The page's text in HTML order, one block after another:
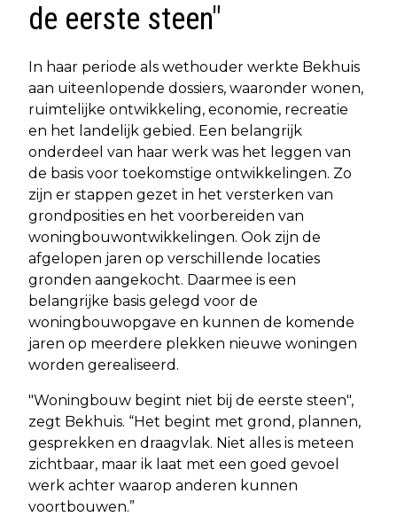
de eerste steen"
In haar periode als wethouder werkte Bekhuis
aan uiteenlopende dossiers, waaronder wonen,
ruimtelijke ontwikkeling, economie, recreatie
en het landelijk gebied. Een belangrijk
onderdeel van haar werk was het leggen van
de basis voor toekomstige ontwikkelingen. Zo
zijn er stappen gezet in het versterken van
grondposities en het voorbereiden van
woningbouwontwikkelingen. Ook zijn de
afgelopen jaren op verschillende locaties
gronden aangekocht. Daarmee is een
belangrijke basis gelegd voor de
woningbouwopgave en kunnen de komende
jaren op meerdere plekken nieuwe woningen
worden gerealiseerd.
"Woningbouw begint niet bij de eerste steen",
zegt Bekhuis. “Het begint met grond, plannen,
gesprekken en draagvlak. Niet alles is meteen
zichtbaar, maar ik laat met een goed gevoel
werk achter waarop anderen kunnen
voortbouwen.”